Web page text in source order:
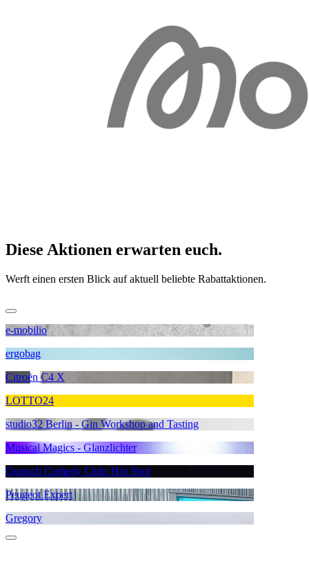
Diese Aktionen erwarten euch.
Werft einen ersten Blick auf aktuell beliebte Rabattaktionen.
e-mobilio
ergobag
Citroën C4 X
LOTTO24
studio32 Berlin - Gin Workshop and Tasting
Musical Magics - Glanzlichter
Quatsch Comedy Club: Hot Shot
Peugeot Expert
Gregory